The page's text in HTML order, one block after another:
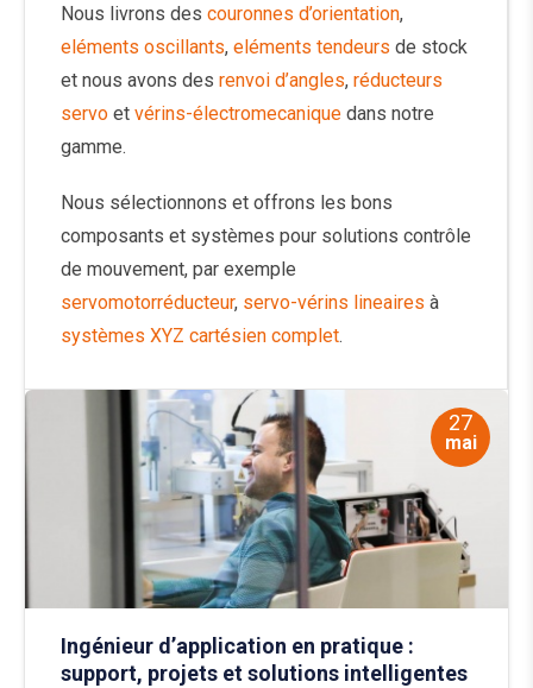
Nous livrons des couronnes d’orientation,
eléments oscillants, eléments tendeurs de stock
et nous avons des renvoi d’angles, réducteurs
servo et vérins-électromecanique dans notre
gamme.
Nous sélectionnons et offrons les bons
composants et systèmes pour solutions contrôle
de mouvement, par exemple
servomotorréducteur, servo-vérins lineaires à
systèmes XYZ cartésien complet.
27
mai
Ingénieur d’application en pratique :
support, projets et solutions intelligentes